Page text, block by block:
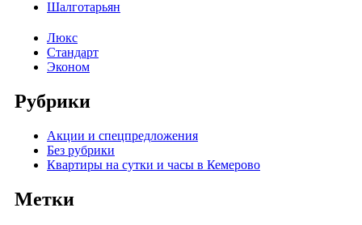
Шалготарьян
Люкс
Стандарт
Эконом
Рубрики
Акции и спецпредложения
Без рубрики
Квартиры на сутки и часы в Кемерово
Метки